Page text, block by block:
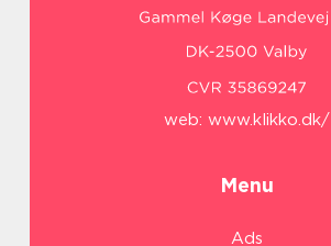
web: www.klikko.dk/
Menu
Ads